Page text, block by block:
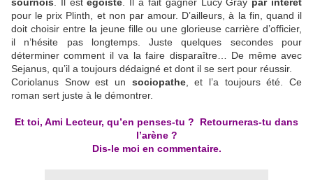
pour le prix Plinth, et non par amour. D’ailleurs, à la fin, quand il
doit choisir entre la jeune fille ou une glorieuse carrière d’officier,
il n’hésite pas longtemps. Juste quelques secondes pour
déterminer comment il va la faire disparaître… De même avec
Sejanus, qu’il a toujours dédaigné et dont il se sert pour réussir.
Coriolanus Snow est un sociopathe, et l’a toujours été. Ce
roman sert juste à le démontrer.
Et toi, Ami Lecteur, qu’en penses-tu ? Retourneras-tu dans
l’arène ?
Dis-le moi en commentaire.